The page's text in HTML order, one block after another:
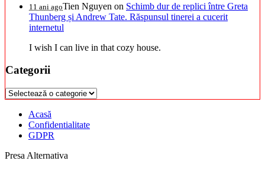
11 ani agoTien Nguyen on Schimb dur de replici între Greta
Thunberg și Andrew Tate. Răspunsul tinerei a cucerit
internetul
I wish I can live in that cozy house.
Categorii
Categorii
Acasă
Confidentialitate
GDPR
Presa Alternativa